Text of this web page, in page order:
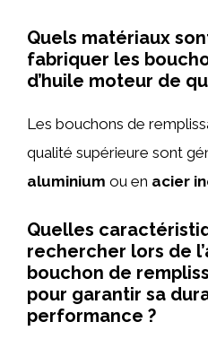
Quels matériaux
fabriquer les
d’huile moteur de
Les bouchons de
qualité supérieure sont
aluminium ou en acier
Quelles
rechercher lors de
bouchon de
pour garantir sa
performance ?